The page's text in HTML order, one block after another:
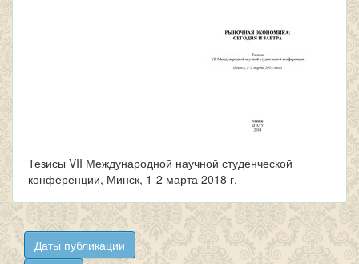
Тезисы VII Международной научной студенческой
конференции, Минск, 1-2 марта 2018 г.